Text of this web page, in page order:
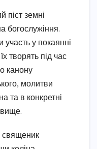
піст земні
богослужіння.
участь у покаянні
творять під час
канону
молитви
та в конкретні
вище.
священик